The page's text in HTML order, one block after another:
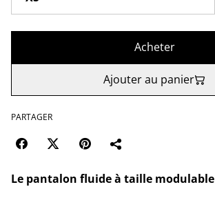
Acheter
Ajouter au panier
PARTAGER
Le pantalon fluide à taille modulable